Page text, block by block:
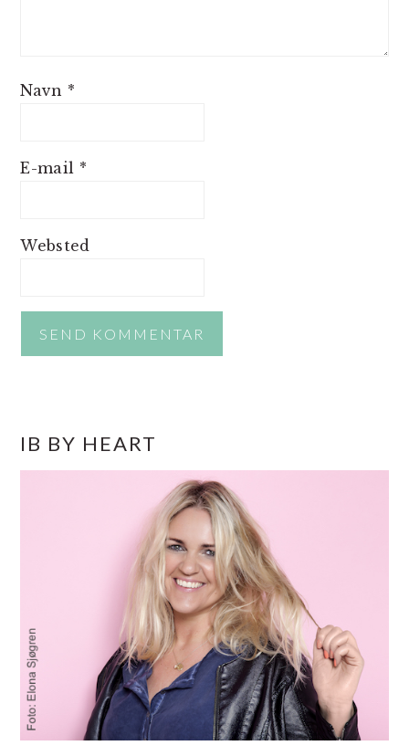
Navn *
E-mail *
Websted
SIDEBAR
IB BY HEART